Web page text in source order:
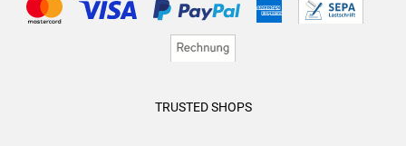
TRUSTED SHOPS